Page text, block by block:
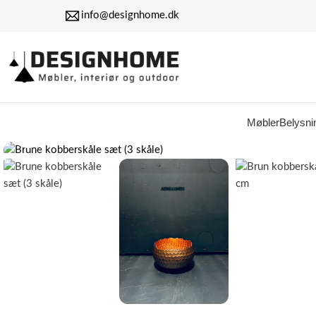
info@designhome.dk
Møbler